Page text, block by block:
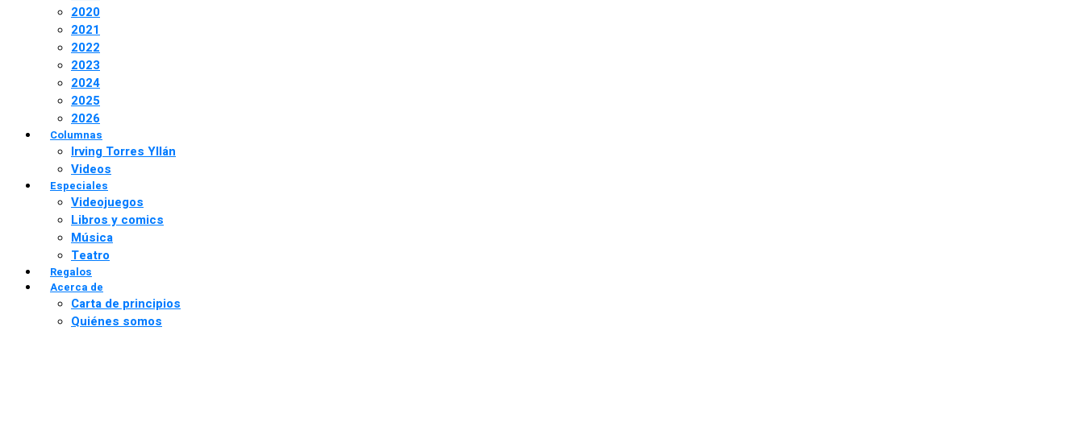
2020
2021
2022
2023
2024
2025
2026
Columnas
Irving Torres Yllán
Videos
Especiales
Videojuegos
Libros y comics
Música
Teatro
Regalos
Acerca de
Carta de principios
Quiénes somos